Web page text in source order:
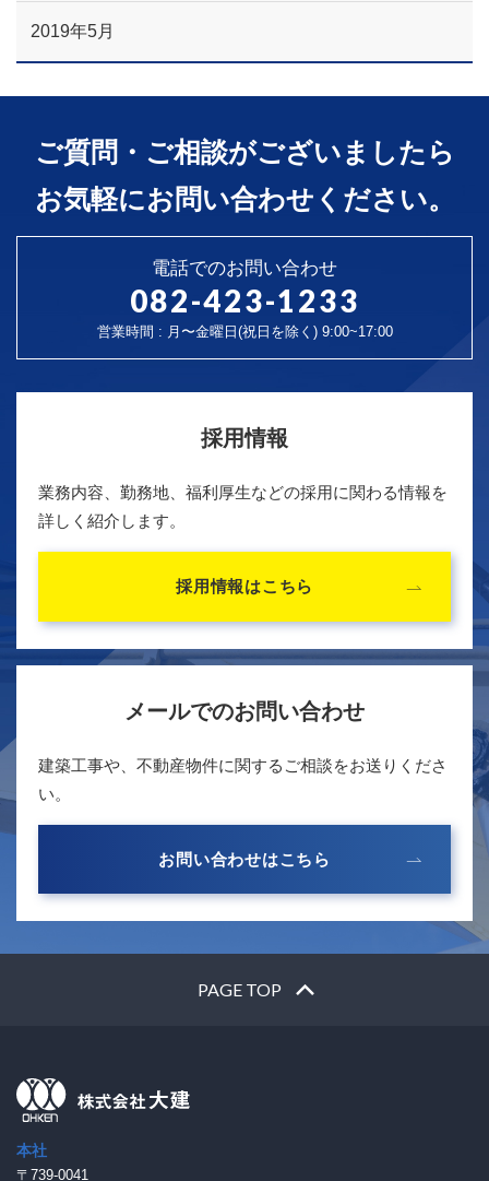
2019年5月
ご質問・ご相談がございましたら
お気軽にお問い合わせください。
電話でのお問い合わせ
082-423-1233
営業時間 : 月〜金曜日(祝日を除く) 9:00~17:00
採用情報
業務内容、勤務地、福利厚生などの採用に関わる情報を
詳しく紹介します。
採用情報はこちら
メールでのお問い合わせ
建築工事や、不動産物件に関するご相談をお送りくださ
い。
お問い合わせはこちら
PAGE TOP
本社
〒739-0041